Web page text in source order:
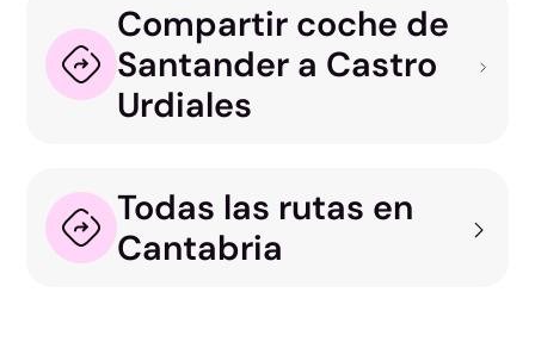
Compartir coche de
Santander a Castro
Urdiales
Todas las rutas en
Cantabria